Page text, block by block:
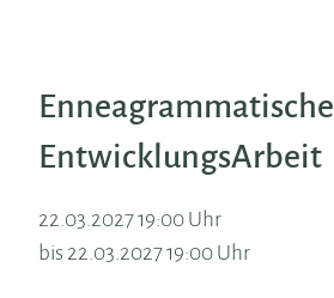
Enneagrammatische
EntwicklungsArbeit
22.03.2027 19:00 Uhr
bis 22.03.2027 19:00 Uhr